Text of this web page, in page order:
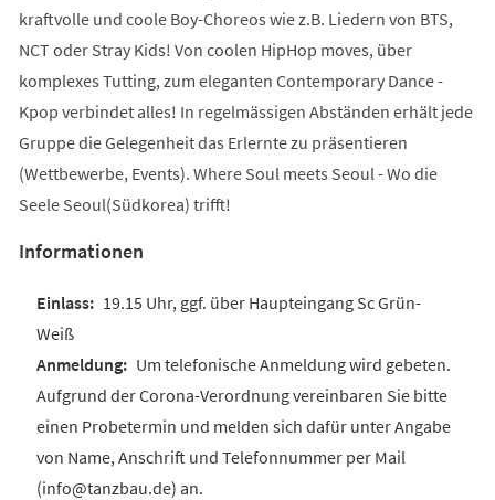
kraftvolle und coole Boy-Choreos wie z.B. Liedern von BTS,
NCT oder Stray Kids! Von coolen HipHop moves, über
komplexes Tutting, zum eleganten Contemporary Dance -
Kpop verbindet alles! In regelmässigen Abständen erhält jede
Gruppe die Gelegenheit das Erlernte zu präsentieren
(Wettbewerbe, Events). Where Soul meets Seoul - Wo die
Seele Seoul(Südkorea) trifft!
Informationen
19.15 Uhr, ggf. über Haupteingang Sc Grün-
Weiß
Um telefonische Anmeldung wird gebeten.
Aufgrund der Corona-Verordnung vereinbaren Sie bitte
einen Probetermin und melden sich dafür unter Angabe
von Name, Anschrift und Telefonnummer per Mail
(info@tanzbau.de) an.